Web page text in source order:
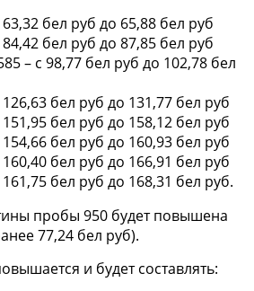
бел руб до 65,88 бел руб
бел руб до 87,85 бел руб
– с 98,77 бел руб до 102,78 бел
бел руб до 131,77 бел руб
бел руб до 158,12 бел руб
бел руб до 160,93 бел руб
бел руб до 166,91 бел руб
бел руб до 168,31 бел руб.
пробы 950 будет повышена
77,24 бел руб).
и будет составлять: